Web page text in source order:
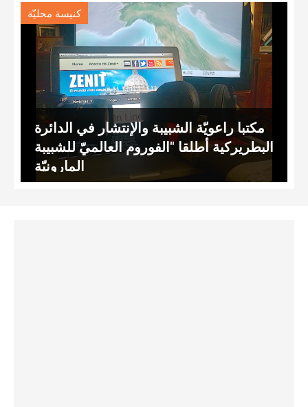
كنيسة محليّة
مكتبا راعويّة الشبيبة والإنتشار في الدائرة
البطريركية أطلقا "الفوروم العالميّ للشبيبة
المارونيّة